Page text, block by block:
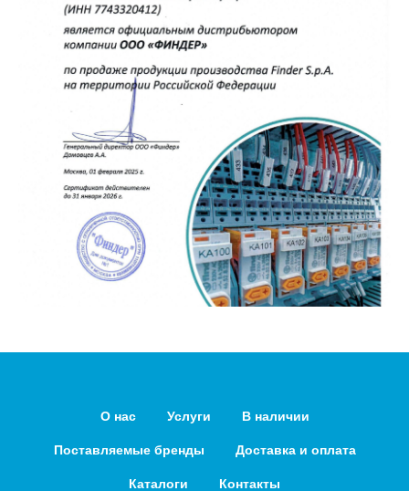
О нас Услуги В наличии
Поставляемые бренды Доставка и оплата
Каталоги Контакты